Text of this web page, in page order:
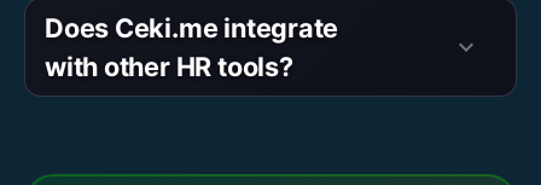
Does Ceki.me integrate
with other HR tools?
keyboard_arrow_down